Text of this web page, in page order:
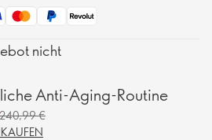
nicht
Anti-Aging-Routine
240,99 €